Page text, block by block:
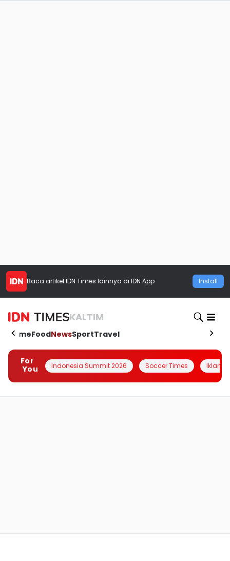
Baca artikel IDN Times lainnya di IDN App Install
KALTIM
HomeFoodNewsSportTravel
For
You
Indonesia Summit 2026 Soccer Times Iklanin